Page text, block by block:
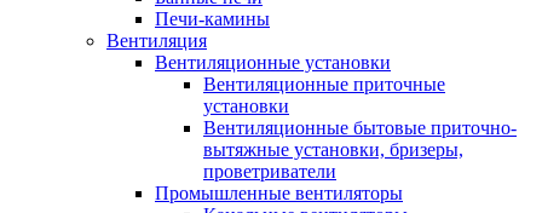
Печи-камины
Вентиляция
Вентиляционные установки
Вентиляционные приточные
установки
Вентиляционные бытовые приточно-
вытяжные установки, бризеры,
проветриватели
Промышленные вентиляторы